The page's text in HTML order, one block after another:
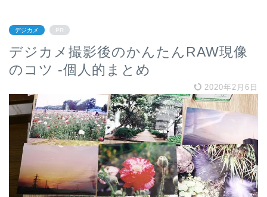
デジカメ PR
デジカメ撮影後のかんたんRAW現像
のコツ -個人的まとめ
2020年2月6日